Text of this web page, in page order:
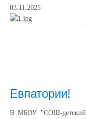
03.11.2025
Евпатории!
В МБОУ "СОШ-детский